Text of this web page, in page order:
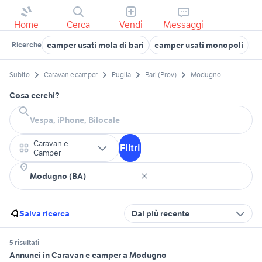
Home Cerca Vendi Messaggi
Ricerche camper usati mola di bari camper usati monopoli
Subito Caravan e camper Puglia Bari (Prov) Modugno
Cosa cerchi?
Caravan e
Camper
Filtri
Salva ricerca Dal più recente
5 risultati
Annunci in Caravan e camper a Modugno